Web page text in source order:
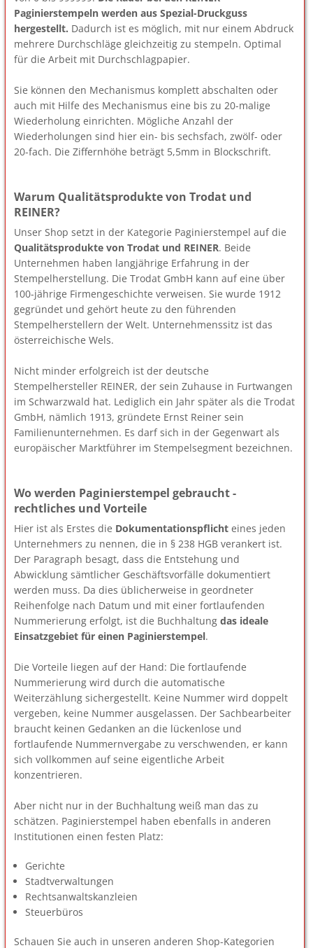
Paginierstempeln werden aus Spezial-Druckguss
hergestellt. Dadurch ist es möglich, mit nur einem Abdruck
mehrere Durchschläge gleichzeitig zu stempeln. Optimal
für die Arbeit mit Durchschlagpapier.
Sie können den Mechanismus komplett abschalten oder
auch mit Hilfe des Mechanismus eine bis zu 20-malige
Wiederholung einrichten. Mögliche Anzahl der
Wiederholungen sind hier ein- bis sechsfach, zwölf- oder
20-fach. Die Ziffernhöhe beträgt 5,5mm in Blockschrift.
Warum Qualitätsprodukte von Trodat und
REINER?
Unser Shop setzt in der Kategorie Paginierstempel auf die
Qualitätsprodukte von Trodat und REINER. Beide
Unternehmen haben langjährige Erfahrung in der
Stempelherstellung. Die Trodat GmbH kann auf eine über
100-jährige Firmengeschichte verweisen. Sie wurde 1912
gegründet und gehört heute zu den führenden
Stempelherstellern der Welt. Unternehmenssitz ist das
österreichische Wels.
Nicht minder erfolgreich ist der deutsche
Stempelhersteller REINER, der sein Zuhause in Furtwangen
im Schwarzwald hat. Lediglich ein Jahr später als die Trodat
GmbH, nämlich 1913, gründete Ernst Reiner sein
Familienunternehmen. Es darf sich in der Gegenwart als
europäischer Marktführer im Stempelsegment bezeichnen.
Wo werden Paginierstempel gebraucht -
rechtliches und Vorteile
Hier ist als Erstes die Dokumentationspflicht eines jeden
Unternehmers zu nennen, die in § 238 HGB verankert ist.
Der Paragraph besagt, dass die Entstehung und
Abwicklung sämtlicher Geschäftsvorfälle dokumentiert
werden muss. Da dies üblicherweise in geordneter
Reihenfolge nach Datum und mit einer fortlaufenden
Nummerierung erfolgt, ist die Buchhaltungdas ideale
Einsatzgebiet für einen Paginierstempel.
Die Vorteile liegen auf der Hand: Die fortlaufende
Nummerierung wird durch die automatische
Weiterzählung sichergestellt. Keine Nummer wird doppelt
vergeben, keine Nummer ausgelassen. Der Sachbearbeiter
braucht keinen Gedanken an die lückenlose und
fortlaufende Nummernvergabe zu verschwenden, er kann
sich vollkommen auf seine eigentliche Arbeit
konzentrieren.
Aber nicht nur in der Buchhaltung weiß man das zu
schätzen. Paginierstempel haben ebenfalls in anderen
Institutionen einen festen Platz:
Gerichte
Stadtverwaltungen
Rechtsanwaltskanzleien
Steuerbüros
Schauen Sie auch in unseren anderen Shop-Kategorien